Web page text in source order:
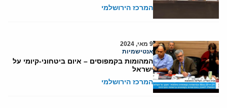
המרכז הירושלמי
9 מאי, 2024
אנטישמיות
המהומות בקמפוסים – איום ביטחוני-קיומי על
ישראל
המרכז הירושלמי